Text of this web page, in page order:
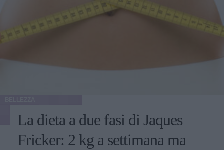
La dieta a due fasi di Jaques
Fricker: 2 kg a settimana ma